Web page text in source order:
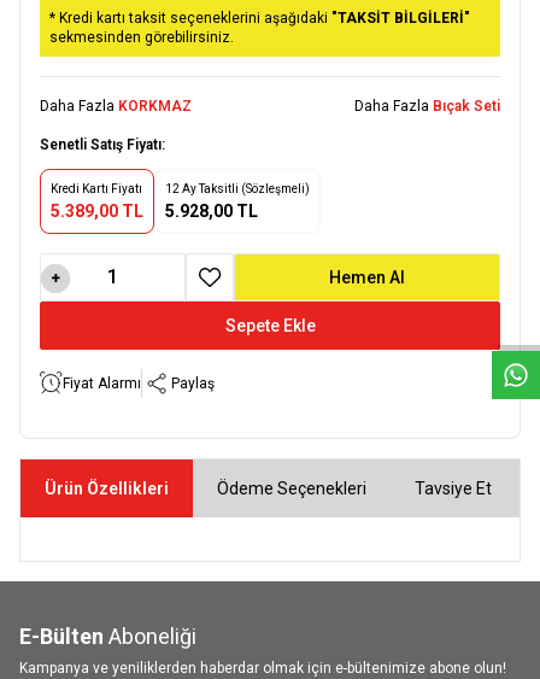
* Kredi kartı taksit seçeneklerini aşağıdaki "TAKSİT BİLGİLERİ"
sekmesinden görebilirsiniz.
Daha Fazla KORKMAZ Daha Fazla Bıçak Seti
Senetli Satış Fiyatı:
Kredi Kartı Fiyatı
5.389,00 TL
12 Ay Taksitli (Sözleşmeli)
5.928,00 TL
Sepete Ekle
Hemen Al
Favoriye Ekle
Fiyat Alarmı Paylaş
Ürün Özellikleri Ödeme Seçenekleri Tavsiye Et
E-Bülten Aboneliği
Kampanya ve yeniliklerden haberdar olmak için e-bültenimize abone olun!